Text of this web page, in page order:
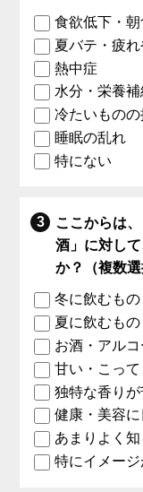
食欲低下・
夏バテ・疲れ
熱中症
水分・栄養補
冷たいもの
睡眠の乱れ
特にない
ここからは
酒」に対し
か？（複数選
冬に飲むもの
夏に飲むもの
お酒・アル
甘い・こって
独特な香り
健康・美容に
あまりよく
特にイメー